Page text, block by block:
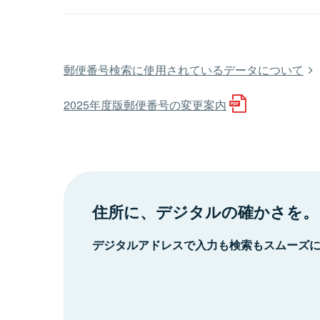
郵便番号検索に使用されているデータについて
2025年度版郵便番号の変更案内
住所に、デジタルの確かさを。
デジタルアドレスで入力も検索もスムーズ